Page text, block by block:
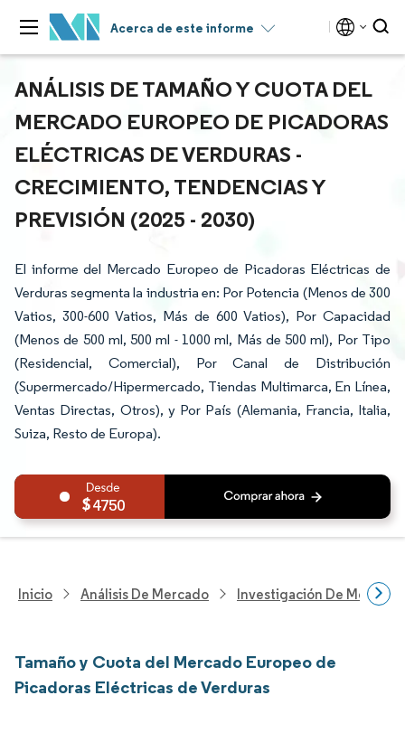
Acerca de este informe
ANÁLISIS DE TAMAÑO Y CUOTA DEL
MERCADO EUROPEO DE PICADORAS
ELÉCTRICAS DE VERDURAS -
CRECIMIENTO, TENDENCIAS Y
PREVISIÓN (2025 - 2030)
El informe del Mercado Europeo de Picadoras Eléctricas de
Verduras segmenta la industria en: Por Potencia (Menos de 300
Vatios, 300-600 Vatios, Más de 600 Vatios), Por Capacidad
(Menos de 500 ml, 500 ml - 1000 ml, Más de 500 ml), Por Tipo
(Residencial, Comercial), Por Canal de Distribución
(Supermercado/Hipermercado, Tiendas Multimarca, En Línea,
Ventas Directas, Otros), y Por País (Alemania, Francia, Italia,
Suiza, Resto de Europa).
4750
Inicio Análisis De Mercado Investigación De Mejoras
Tamaño y Cuota del Mercado Europeo de
Picadoras Eléctricas de Verduras